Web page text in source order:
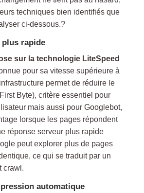
techniques bien identifiés que
ci-dessous.?
plus rapide
sur la technologie LiteSpeed
pour sa vitesse supérieure à
permet de réduire le
Byte), critère essentiel pour
mais aussi pour Googlebot,
lorsque les pages répondent
réponse serveur plus rapide
peut explorer plus de pages
ce qui se traduit par un
crawl.
automatique